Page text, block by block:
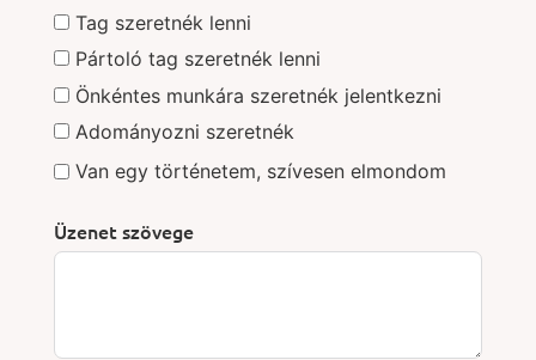
Tag szeretnék lenni
Pártoló tag szeretnék lenni
Önkéntes munkára szeretnék jelentkezni
Adományozni szeretnék
Van egy történetem, szívesen elmondom
Üzenet szövege